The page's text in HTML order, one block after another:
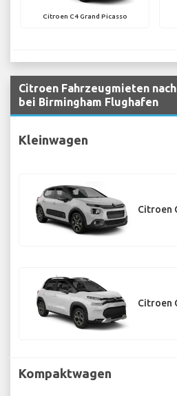
Citroen C4 Grand Picasso
Citroen Fahrzeugmieten
bei Birmingham Flughafen
Kleinwagen
Citroen
Citroen
Kompaktwagen